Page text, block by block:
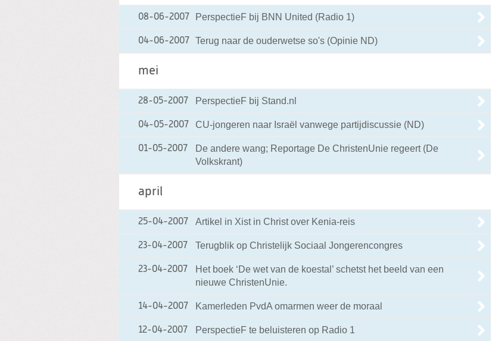
08-06-2007 PerspectieF bij BNN United (Radio 1)
04-06-2007 Terug naar de ouderwetse so's (Opinie ND)
mei
28-05-2007 PerspectieF bij Stand.nl
04-05-2007 CU-jongeren naar Israël vanwege partijdiscussie (ND)
01-05-2007
De andere wang; Reportage De ChristenUnie regeert (De
Volkskrant)
april
25-04-2007 Artikel in Xist in Christ over Kenia-reis
23-04-2007 Terugblik op Christelijk Sociaal Jongerencongres
23-04-2007
Het boek ‘De wet van de koestal’ schetst het beeld van een
nieuwe ChristenUnie.
14-04-2007 Kamerleden PvdA omarmen weer de moraal
12-04-2007 PerspectieF te beluisteren op Radio 1